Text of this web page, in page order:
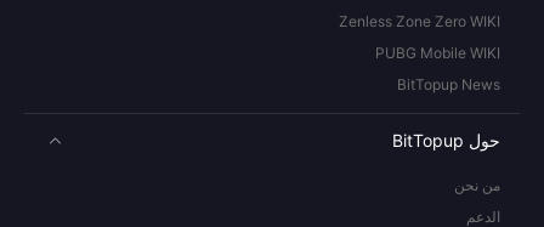
Zenless Zone Zero WIKI
PUBG Mobile WIKI
BitTopup News
حول BitTopup
من نحن
الدعم